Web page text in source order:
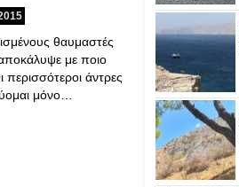
θαυμαστές
με ποιο
άντρες
μόνο…